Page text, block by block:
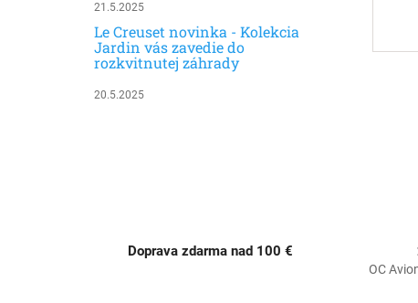
21.5.2025
Le Creuset novinka - Kolekcia
Jardin vás zavedie do
rozkvitnutej záhrady
20.5.2025
Doprava zdarma nad 100 €
OC